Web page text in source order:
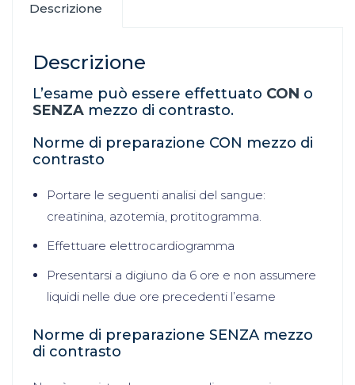
Descrizione
Descrizione
L’esame può essere effettuato CON o
SENZA mezzo di contrasto.
Norme di preparazione CON mezzo di
contrasto
Portare le seguenti analisi del sangue:
creatinina, azotemia, protitogramma.
Effettuare elettrocardiogramma
Presentarsi a digiuno da 6 ore e non assumere
liquidi nelle due ore precedenti l’esame
Norme di preparazione SENZA mezzo
di contrasto